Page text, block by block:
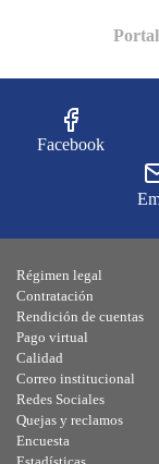
Facebook
Régimen legal
Contratación
Rendición de cuentas
Pago virtual
Calidad
Correo institucional
Redes Sociales
Quejas y reclamos
Encuesta